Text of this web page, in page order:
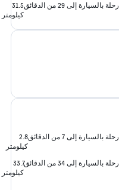
رحلة بالسيارة إلى 29 من الدقائق
31.5
كيلومتر
رحلة بالسيارة إلى 7 من الدقائق
2.8
كيلومتر
رحلة بالسيارة إلى 34 من الدقائق
33.7
كيلومتر